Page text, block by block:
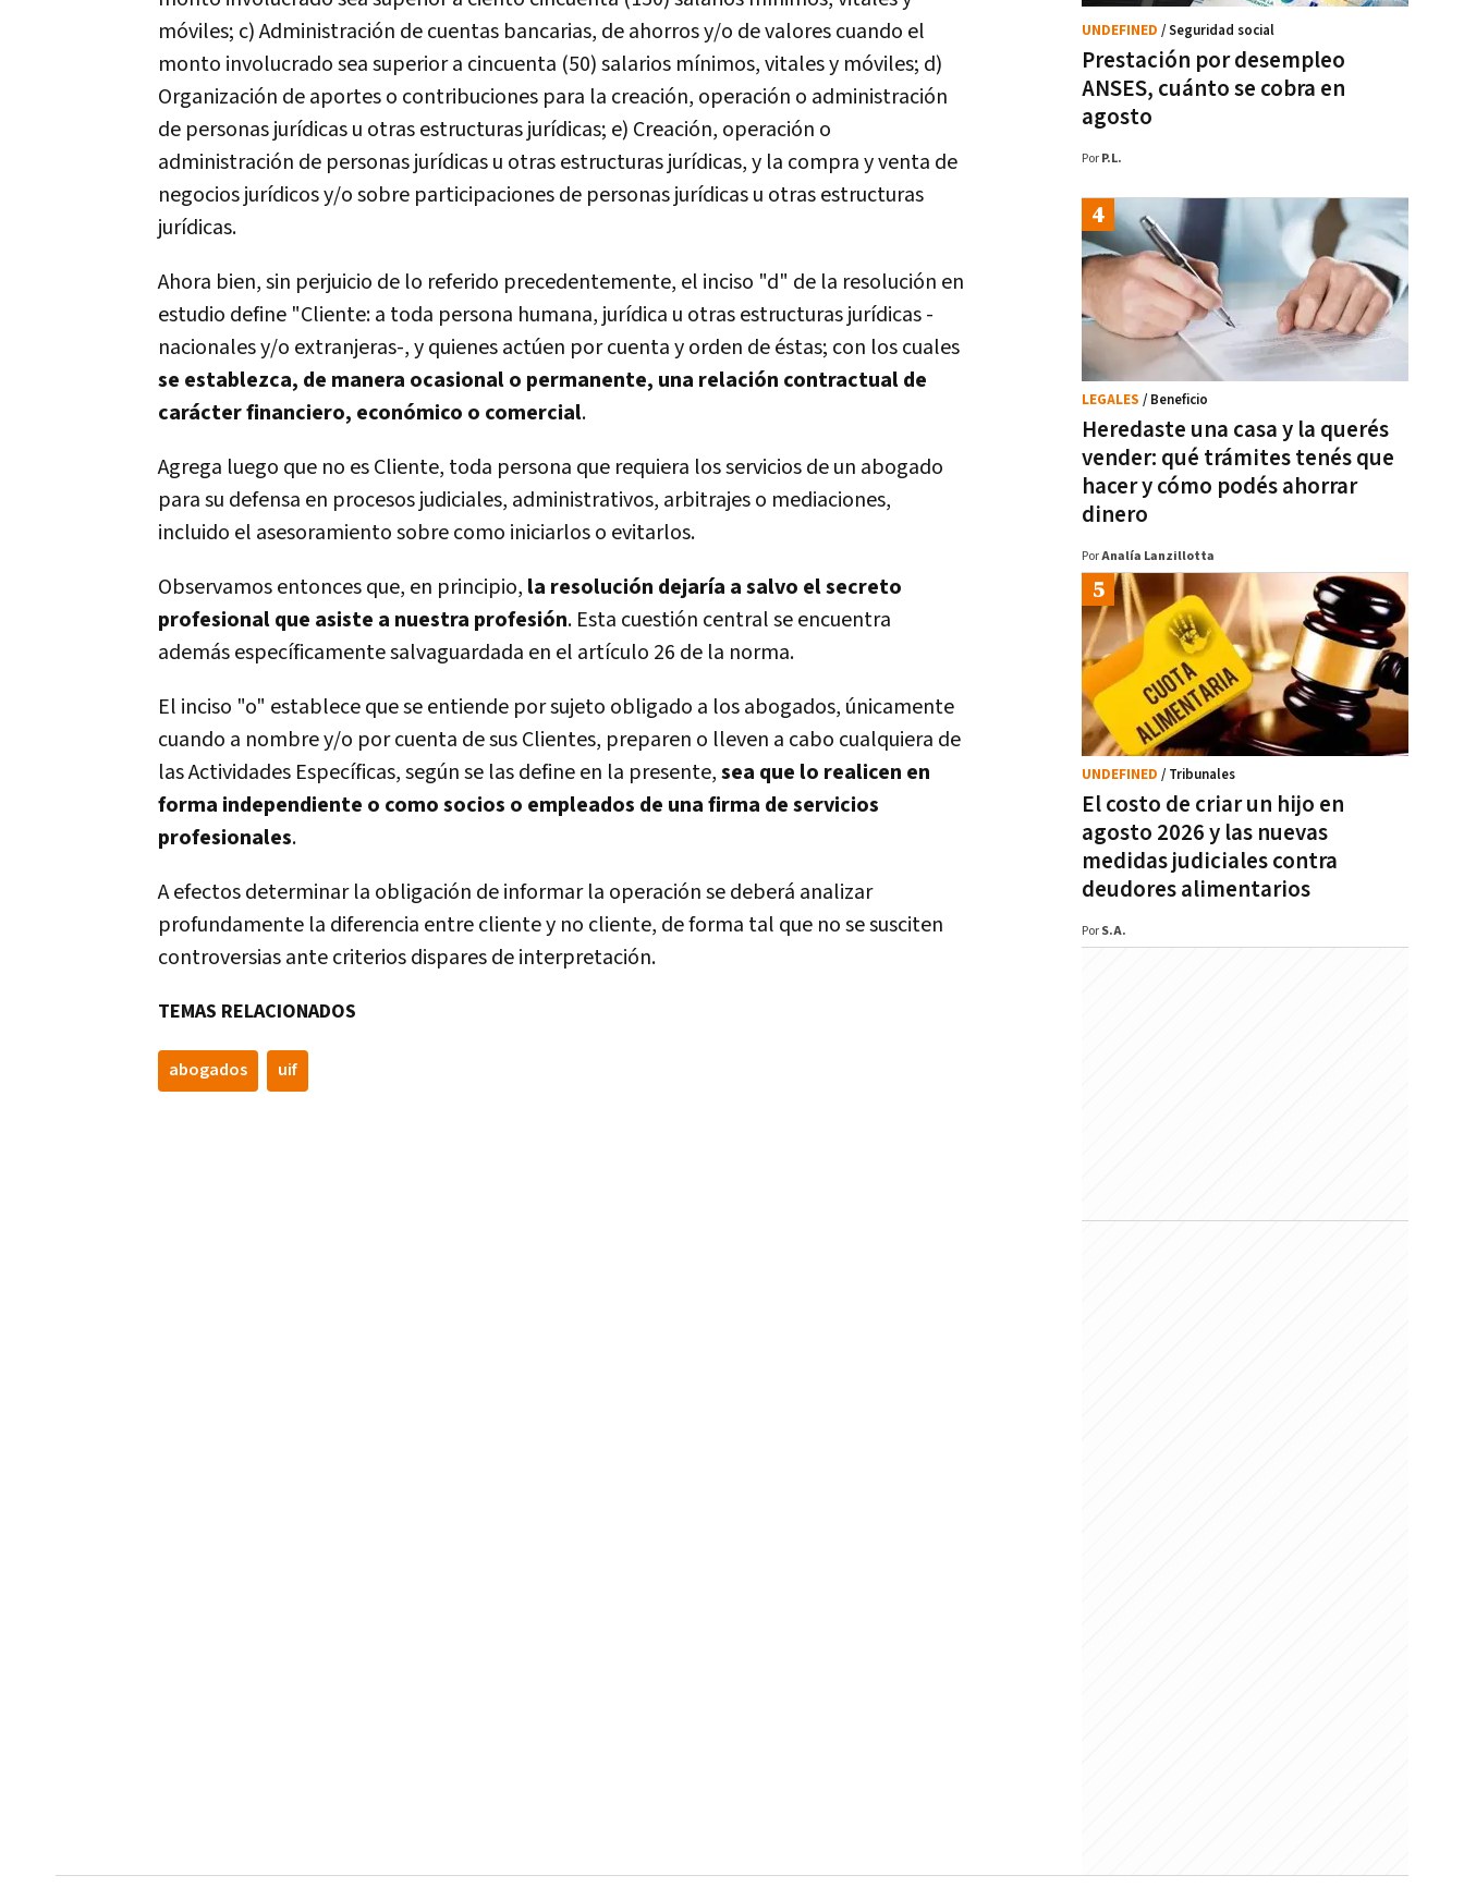
móviles; c) Administración de cuentas bancarias, de ahorros y/o de valores cuando el
monto involucrado sea superior a cincuenta (50) salarios mínimos, vitales y móviles; d)
Organización de aportes o contribuciones para la creación, operación o administración
de personas jurídicas u otras estructuras jurídicas; e) Creación, operación o
administración de personas jurídicas u otras estructuras jurídicas, y la compra y venta de
negocios jurídicos y/o sobre participaciones de personas jurídicas u otras estructuras
jurídicas.
Ahora bien, sin perjuicio de lo referido precedentemente, el inciso "d" de la resolución en
estudio define "Cliente: a toda persona humana, jurídica u otras estructuras jurídicas -
nacionales y/o extranjeras-, y quienes actúen por cuenta y orden de éstas; con los cuales
se establezca, de manera ocasional o permanente, una relación contractual de
carácter financiero, económico o comercial.
Agrega luego que no es Cliente, toda persona que requiera los servicios de un abogado
para su defensa en procesos judiciales, administrativos, arbitrajes o mediaciones,
incluido el asesoramiento sobre como iniciarlos o evitarlos.
Observamos entonces que, en principio, la resolución dejaría a salvo el secreto
profesional que asiste a nuestra profesión. Esta cuestión central se encuentra
además específicamente salvaguardada en el artículo 26 de la norma.
El inciso "o" establece que se entiende por sujeto obligado a los abogados, únicamente
cuando a nombre y/o por cuenta de sus Clientes, preparen o lleven a cabo cualquiera de
las Actividades Específicas, según se las define en la presente,sea que lo realicen en
forma independiente o como socios o empleados de una firma de servicios
profesionales.
A efectos determinar la obligación de informar la operación se deberá analizar
profundamente la diferencia entre cliente y no cliente, de forma tal que no se susciten
controversias ante criterios dispares de interpretación.
TEMAS RELACIONADOS
abogados uif
Prestación por desempleo
ANSES, cuánto se cobra en
agosto
UNDEFINED / Seguridad social
Por P.L.
Heredaste una casa y la querés
vender: qué trámites tenés que
hacer y cómo podés ahorrar
dinero
LEGALES / Beneficio
PorAnalía Lanzillotta
El costo de criar un hijo en
agosto 2026 y las nuevas
medidas judiciales contra
deudores alimentarios
UNDEFINED / Tribunales
Por S.A.